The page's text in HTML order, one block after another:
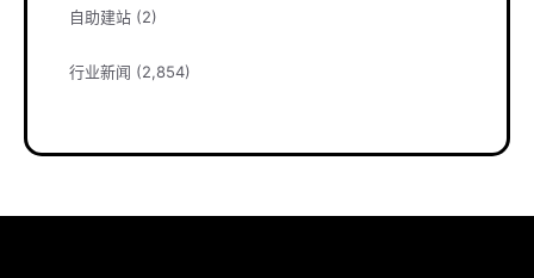
自助建站 (2)
行业新闻 (2,854)